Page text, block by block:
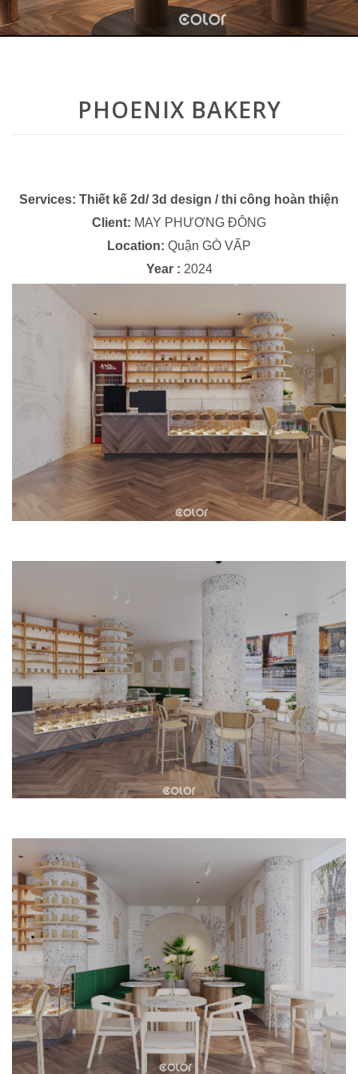
PHOENIX BAKERY
Services: Thiết kế 2d/ 3d design / thi công hoàn thiện
Client: MAY PHƯƠNG ĐÔNG
Location: Quận GÒ VẤP
Year : 2024